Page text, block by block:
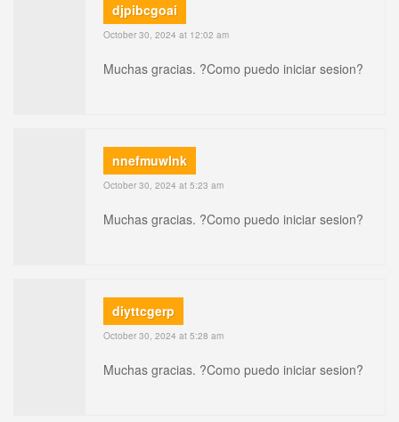
djpibcgoai
October 30, 2024 at 12:02 am
Muchas gracias. ?Como puedo iniciar sesion?
nnefmuwlnk
October 30, 2024 at 5:23 am
Muchas gracias. ?Como puedo iniciar sesion?
diyttcgerp
October 30, 2024 at 5:28 am
Muchas gracias. ?Como puedo iniciar sesion?